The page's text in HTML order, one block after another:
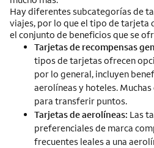
Hay diferentes subcategorías de
viajes, por lo que el tipo de
el conjunto de beneficios que se
Tarjetas de recompensas
tipos de tarjetas ofrecen
por lo general, incluyen
aerolíneas y hoteles.
para transferir puntos.
Tarjetas de aerolíneas: Las
preferenciales de marca
frecuentes leales a una